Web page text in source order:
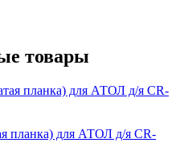
товары
планка) для АТОЛ д/я CR-